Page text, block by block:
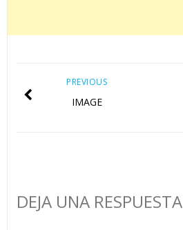
PREVIOUS
IMAGE
DEJA UNA RESPUESTA